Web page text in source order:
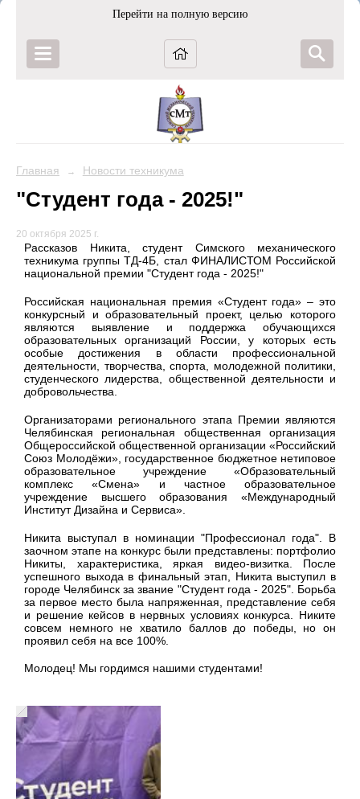
Перейти на полную версию
Главная → Новости техникума
"Студент года - 2025!"
20 октября 2025 г.
Рассказов Никита, студент Симского механического
техникума группы ТД-4Б, стал ФИНАЛИСТОМ Российской
национальной премии "Студент года - 2025!"
Российская национальная премия «Студент года» – это
конкурсный и образовательный проект, целью которого
являются выявление и поддержка обучающихся
образовательных организаций России, у которых есть
особые достижения в области профессиональной
деятельности, творчества, спорта, молодежной политики,
студенческого лидерства, общественной деятельности и
добровольчества.
Организаторами регионального этапа Премии являются
Челябинская региональная общественная организация
Общероссийской общественной организации «Российский
Союз Молодёжи», государственное бюджетное нетиповое
образовательное учреждение «Образовательный
комплекс «Смена» и частное образовательное
учреждение высшего образования «Международный
Институт Дизайна и Сервиса».
Никита выступал в номинации "Профессионал года". В
заочном этапе на конкурс были представлены: портфолио
Никиты, характеристика, яркая видео-визитка. После
успешного выхода в финальный этап, Никита выступил в
городе Челябинск за звание "Студент года - 2025". Борьба
за первое место была напряженная, представление себя
и решение кейсов в нервных условиях конкурса. Никите
совсем немного не хватило баллов до победы, но он
проявил себя на все 100%.
Молодец! Мы гордимся нашими студентами!